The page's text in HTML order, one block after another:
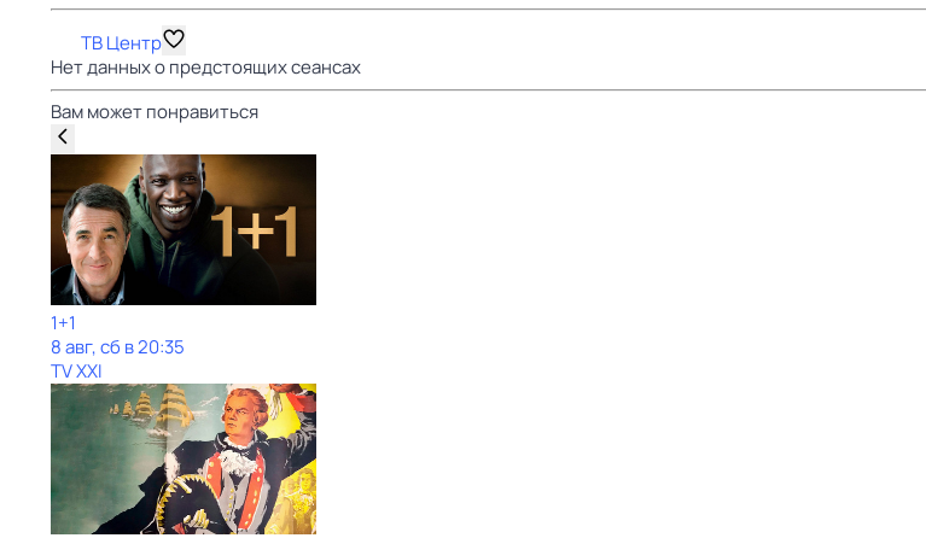
ТВ Центр
Нет данных о предстоящих сеансах
Вам может понравиться
1+1
8 авг, сб в 20:35
TV XXI